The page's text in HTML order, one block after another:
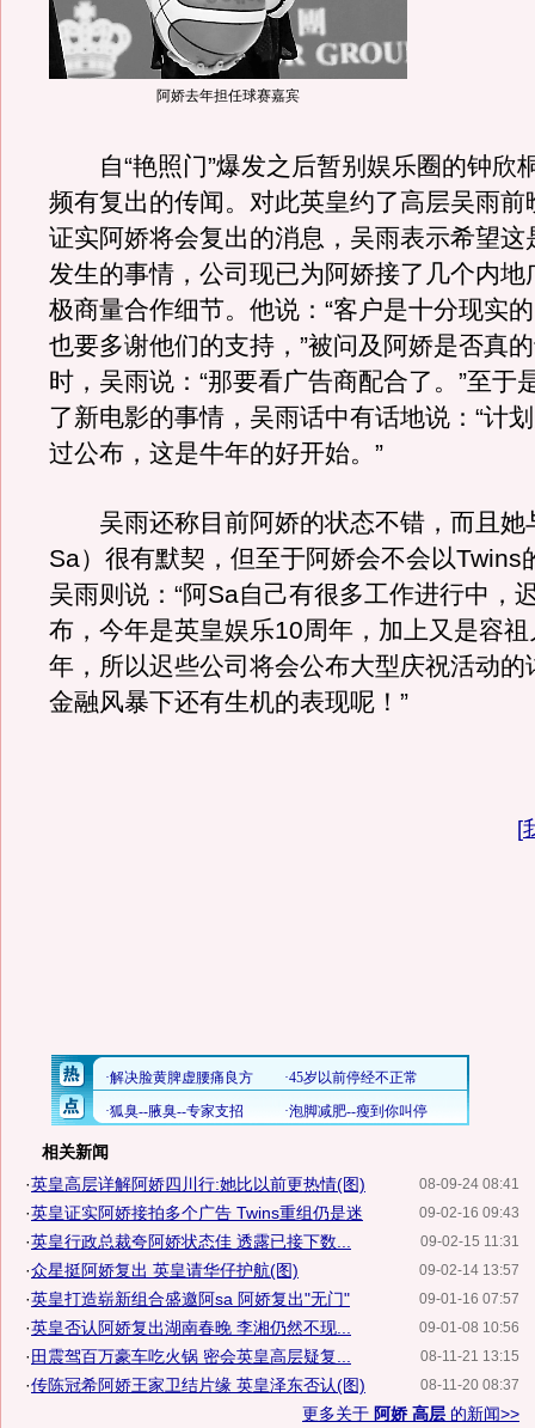
阿娇去年担任球赛嘉宾
自“艳照门”爆发之后暂别娱乐圈的钟欣
频有复出的传闻。对此英皇约了高层吴雨前
证实阿娇将会复出的消息，吴雨表示希望这
发生的事情，公司现已为阿娇接了几个内地
极商量合作细节。他说：“客户是十分现实
也要多谢他们的支持，”被问及阿娇是否真
时，吴雨说：“那要看广告商配合了。”至于
了新电影的事情，吴雨话中有话地说：“计
过公布，这是牛年的好开始。”
吴雨还称目前阿娇的状态不错，而且她
Sa）很有默契，但至于阿娇会不会以Twins
吴雨则说：“阿Sa自己有很多工作进行中，
布，今年是英皇娱乐10周年，加上又是容
年，所以迟些公司将会公布大型庆祝活动的
金融风暴下还有生机的表现呢！”
[
相关新闻
08-09-24 08:41
·英皇高层详解阿娇四川行:她比以前更热情(图)
09-02-16 09:43
·英皇证实阿娇接拍多个广告 Twins重组仍是迷
09-02-15 11:31
·英皇行政总裁夸阿娇状态佳 透露已接下数...
09-02-14 13:57
·众星挺阿娇复出 英皇请华仔护航(图)
09-01-16 07:57
·英皇打造崭新组合盛邀阿sa 阿娇复出"无门"
09-01-08 10:56
·英皇否认阿娇复出湖南春晚 李湘仍然不现...
08-11-21 13:15
· 田震驾百万豪车吃火锅 密会英皇高层疑复...
08-11-20 08:37
·传陈冠希阿娇王家卫结片缘 英皇泽东否认(图)
更多关于 阿娇 高层 的新闻>>